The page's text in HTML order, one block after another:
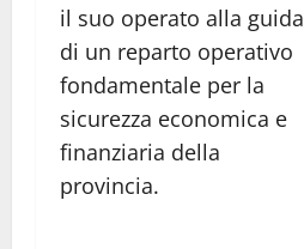
il suo operato alla guida
di un reparto operativo
fondamentale per la
sicurezza economica e
finanziaria della
provincia.